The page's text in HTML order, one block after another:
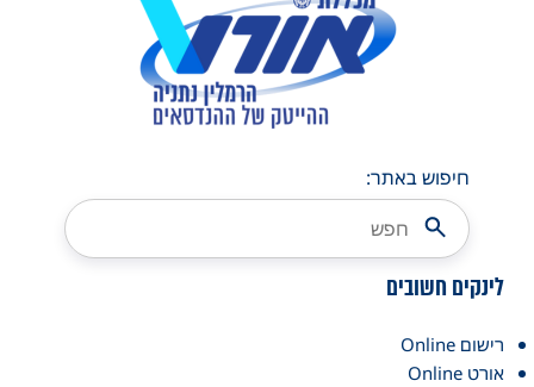
חיפוש באתר:
לינקים חשובים
רישום Online
אורט Online